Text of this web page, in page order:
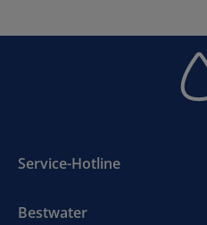
Service-Hotline
Bestwater